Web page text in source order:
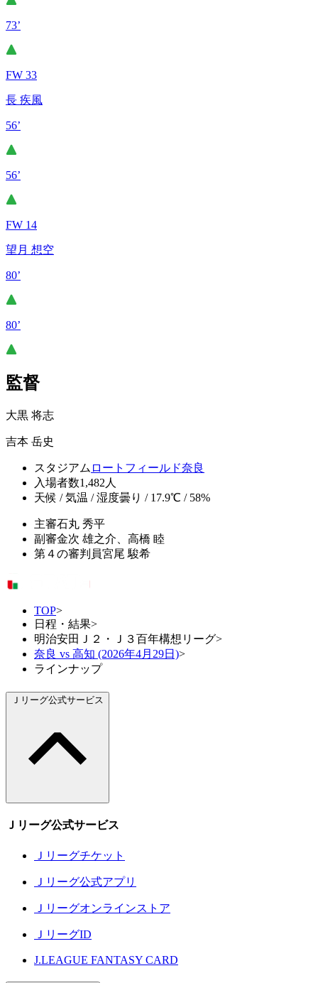
73’
FW 33
長 疾風
56’
56’
FW 14
望月 想空
80’
80’
監督
大黒 将志
吉本 岳史
スタジアム ロートフィールド奈良
入場者数1,482人
天候 / 気温 / 湿度曇り / 17.9℃ / 58%
主審石丸 秀平
副審金次 雄之介、高橋 睦
第４の審判員宮尾 駿希
TOP>
日程・結果>
明治安田Ｊ２・Ｊ３百年構想リーグ>
奈良 vs 高知 (2026年4月29日)>
ラインナップ
Ｊリーグ公式サービス
Ｊリーグ公式サービス
Ｊリーグチケット
Ｊリーグ公式アプリ
Ｊリーグオンラインストア
ＪリーグID
J.LEAGUE FANTASY CARD